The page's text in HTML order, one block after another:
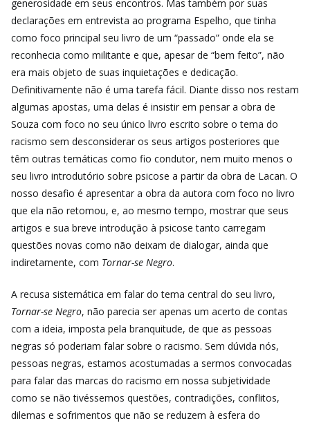
generosidade em seus encontros. Mas também por suas
declarações em entrevista ao programa Espelho, que tinha
como foco principal seu livro de um “passado” onde ela se
reconhecia como militante e que, apesar de “bem feito”, não
era mais objeto de suas inquietações e dedicação.
Definitivamente não é uma tarefa fácil. Diante disso nos restam
algumas apostas, uma delas é insistir em pensar a obra de
Souza com foco no seu único livro escrito sobre o tema do
racismo sem desconsiderar os seus artigos posteriores que
têm outras temáticas como fio condutor, nem muito menos o
seu livro introdutório sobre psicose a partir da obra de Lacan. O
nosso desafio é apresentar a obra da autora com foco no livro
que ela não retomou, e, ao mesmo tempo, mostrar que seus
artigos e sua breve introdução à psicose tanto carregam
questões novas como não deixam de dialogar, ainda que
indiretamente, com Tornar-se Negro.
A recusa sistemática em falar do tema central do seu livro,
Tornar-se Negro, não parecia ser apenas um acerto de contas
com a ideia, imposta pela branquitude, de que as pessoas
negras só poderiam falar sobre o racismo. Sem dúvida nós,
pessoas negras, estamos acostumadas a sermos convocadas
para falar das marcas do racismo em nossa subjetividade
como se não tivéssemos questões, contradições, conflitos,
dilemas e sofrimentos que não se reduzem à esfera do